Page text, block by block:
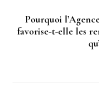
Pourquoi
favorise-t-elle les